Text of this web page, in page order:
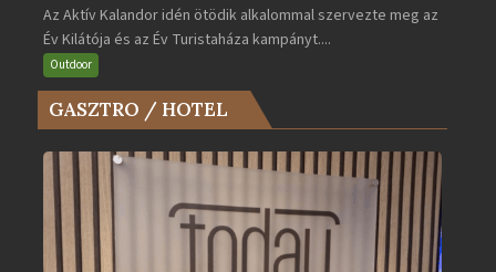
Év
Kilátója
és
az
Év
bejegyzéshez
Az Aktív Kalandor idén ötödik alkalommal szervezte meg az
Év Kilátója és az Év Turistaháza kampányt....
Outdoor
GASZTRO / HOTEL